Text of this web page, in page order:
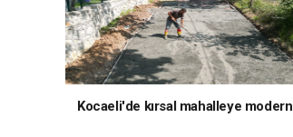
Kocaeli'de kırsal mahalleye